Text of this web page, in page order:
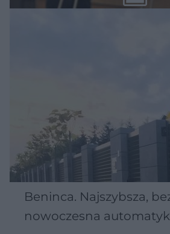
Beninca. Najszybsza,
nowoczesna